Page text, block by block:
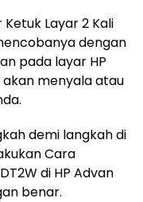
Layar 2 Kali
dengan
pada layar HP
akan menyala atau
demi langkah di
Cara
di HP Advan
benar.